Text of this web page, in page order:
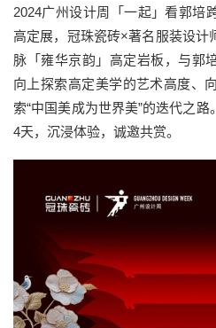
2024广州设计周「一起」看郭培
高定展，冠珠瓷砖×著名服装设计
脉「雍华京韵」高定岩板，与郭
向上探索高定美学的艺术高度、
索“中国美成为世界美”的迭代之
4天，沉浸体验，诚邀共赏。